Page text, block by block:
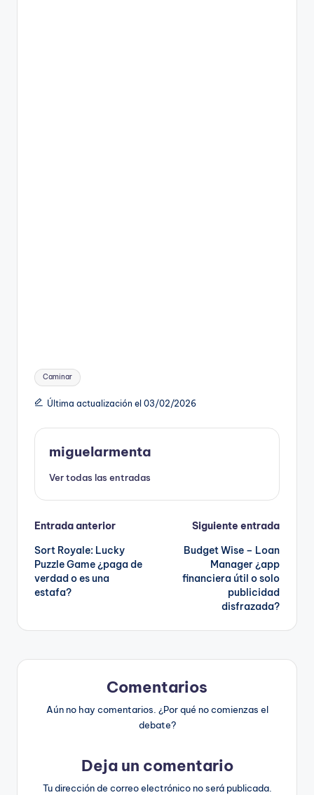
Etiquetas:
Caminar
Última actualización el 03/02/2026
miguelarmenta
Ver todas las entradas
Navegación
de
entradas
Entrada anterior
Sort Royale: Lucky
Puzzle Game ¿paga de
verdad o es una
estafa?
Siguiente entrada
Budget Wise – Loan
Manager ¿app
financiera útil o solo
publicidad
disfrazada?
Comentarios
Aún no hay comentarios. ¿Por qué no comienzas el
debate?
Deja un comentario
Tu dirección de correo electrónico no será publicada.